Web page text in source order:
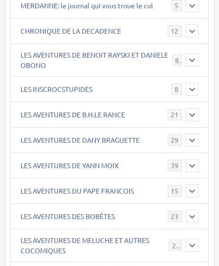
MERDANNE: le journal qui vous troue le cul 5
CHRONIQUE DE LA DECADENCE 12
LES AVENTURES DE BENOIT RAYSKI ET DANIELE
OBONO
8
LES INSCROCSTUPIDES 8
LES AVENTURES DE B.H.LE RANCE 21
LES AVENTURES DE DANY BRAGUETTE 29
LES AVENTURES DE YANN MOIX 39
LES AVENTURES DU PAPE FRANCOIS 15
LES AVENTURES DES BOBÊTES 23
LES AVENTURES DE MELUCHE ET AUTRES
COCOMIQUES
22